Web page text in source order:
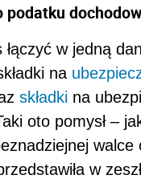
podatku
w jedną
na
składki na
oto pomysł –
walce
w